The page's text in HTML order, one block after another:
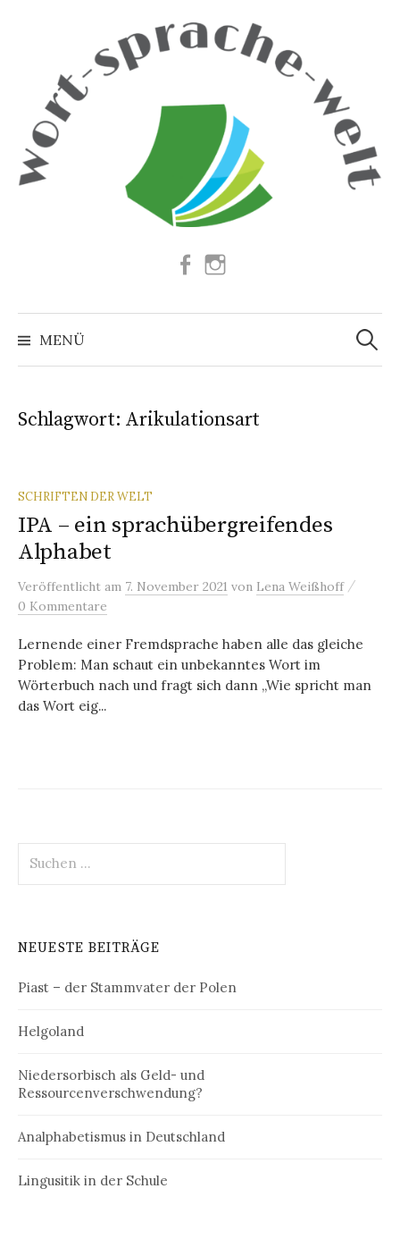
Facebook
MENÜ
Suchen
nach:
Schlagwort: Arikulationsart
SCHRIFTEN DER WELT
IPA – ein sprachübergreifendes
Alphabet
Veröffentlicht am 7. November 2021 von Lena Weißhoff /
0 Kommentare
Lernende einer Fremdsprache haben alle das gleiche
Problem: Man schaut ein unbekanntes Wort im
Wörterbuch nach und fragt sich dann „Wie spricht man
das Wort eig...
nach:
NEUESTE BEITRÄGE
Piast – der Stammvater der Polen
Helgoland
Niedersorbisch als Geld- und
Ressourcenverschwendung?
Analphabetismus in Deutschland
Lingusitik in der Schule